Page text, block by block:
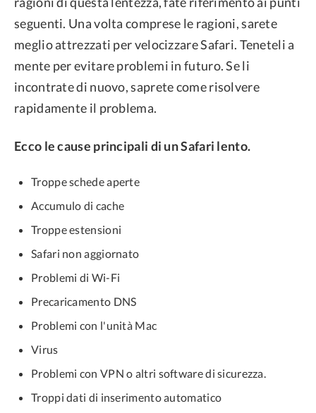
seguenti. Una volta comprese le ragioni, sarete
meglio attrezzati per velocizzare Safari. Teneteli a
mente per evitare problemi in futuro. Se li
incontrate di nuovo, saprete come risolvere
rapidamente il problema.
Ecco le cause principali di un Safari lento.
Troppe schede aperte
Accumulo di cache
Troppe estensioni
Safari non aggiornato
Problemi di Wi-Fi
Precaricamento DNS
Problemi con l'unità Mac
Virus
Problemi con VPN o altri software di sicurezza.
Troppi dati di inserimento automatico